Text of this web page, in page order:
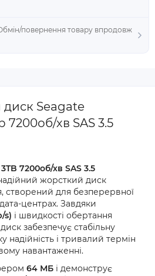
Обмін/повернення товару впродовж
Seagate
7200об/хв SAS 3.5
7200об/хв SAS 3.5
жорсткий диск
створений для безперервної
центрах. Завдяки
s) і швидкості обертання
забезпечує стабільну
надійність і тривалий термін
навантаженні.
64 МБ і демонструє